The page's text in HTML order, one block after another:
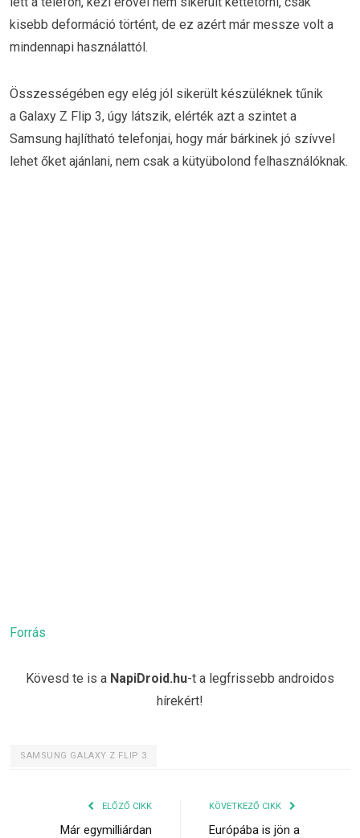
kisebb deformáció történt, de ez azért már messze volt a
mindennapi használattól.
Összességében egy elég jól sikerült készüléknek tűnik
a Galaxy Z Flip 3, úgy látszik, elérték azt a szintet a
Samsung hajlítható telefonjai, hogy már bárkinek jó szívvel
lehet őket ajánlani, nem csak a kütyübolond felhasználóknak.
Forrás
Kövesd te is a NapiDroid.hu-t a legfrissebb androidos
hírekért!
SAMSUNG GALAXY Z FLIP 3
ELŐZŐ CIKK
Már egymilliárdan
KÖVETKEZŐ CIKK
Európába is jön a